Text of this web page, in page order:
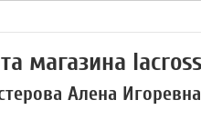
магазина
Алена